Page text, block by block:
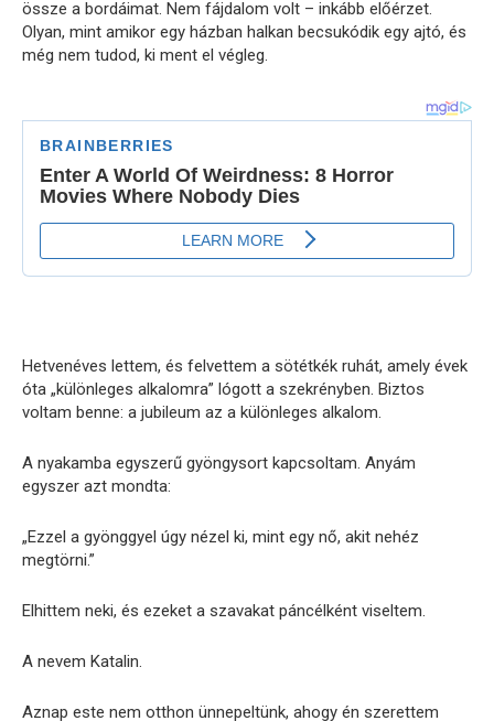
össze a bordáimat. Nem fájdalom volt – inkább előérzet.
Olyan, mint amikor egy házban halkan becsukódik egy ajtó, és
még nem tudod, ki ment el végleg.
Hetvenéves lettem, és felvettem a sötétkék ruhát, amely évek
óta „különleges alkalomra” lógott a szekrényben. Biztos
voltam benne: a jubileum az a különleges alkalom.
A nyakamba egyszerű gyöngysort kapcsoltam. Anyám
egyszer azt mondta:
„Ezzel a gyönggyel úgy nézel ki, mint egy nő, akit nehéz
megtörni.”
Elhittem neki, és ezeket a szavakat páncélként viseltem.
A nevem Katalin.
Aznap este nem otthon ünnepeltünk, ahogy én szerettem